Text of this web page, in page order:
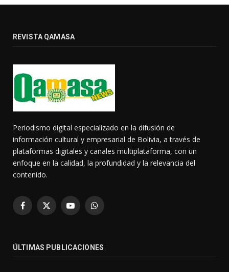
REVISTA QAMASA
Periodismo digital especializado en la difusión de
información cultural y empresarial de Bolivia, a través de
plataformas digitales y canales multiplataforma, con un
enfoque en la calidad, la profundidad y la relevancia del
contenido.
Facebook
X
YouTubeWhatsApp
ÚLTIMAS PUBLICACIONES